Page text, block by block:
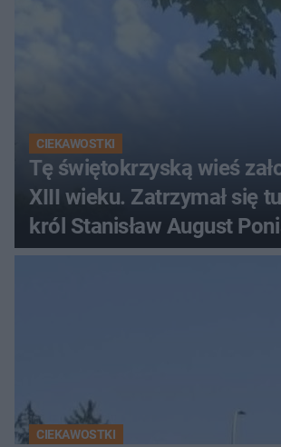
CIEKAWOSTKI
Tę świętokrzyską wieś
XIII wieku. Zatrzymał się
król Stanisław August
CIEKAWOSTKI